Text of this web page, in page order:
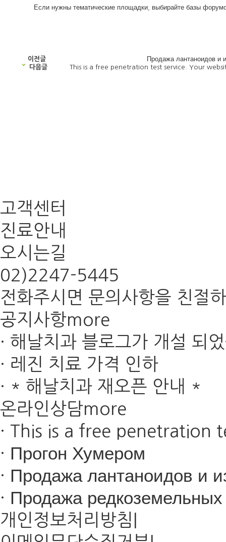
Если нужны тематические площадки, выбирайте базы
이전글
Продажа лантаноидов и
다음글
This is a free penetration test service. Your
고객센터
진료안내
오시는길
02)2247-5445
전화주시면 문의사항을 친절
공지사항more
· 해날치과 블로그가 개설 되
· 레진 치료 가격 인하
· * 해날치과 재오픈 안내 *
온라인상담more
· This is a free penetration
· Прогон Хумером
· Продажа лантаноидов и
· Продажа
개인정보처리방침